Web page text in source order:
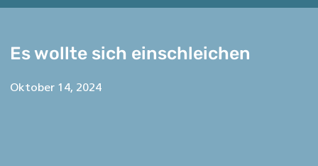
Es wollte sich einschleichen
Oktober 14, 2024